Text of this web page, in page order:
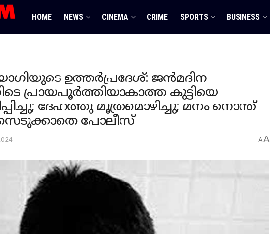
HOME NEWS CINEMA CRIME SPORTS BUSINESS
ഉത്തര്‍പ്രദേശ്: ജന്‍മദിന
പ്രായപൂര്‍ത്തിയാകാത്ത കുട്ടിയെ
ദേഹത്തു മൂത്രമൊഴിച്ചു; മനം നൊന്ത്
പോലീസ്
AA